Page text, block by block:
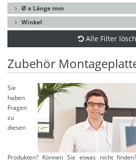
Ø x Länge mm
Winkel
Alle Filter
Zubehör
Sie
haben
Fragen
zu
diesen
Produkten? Können Sie etwas nicht